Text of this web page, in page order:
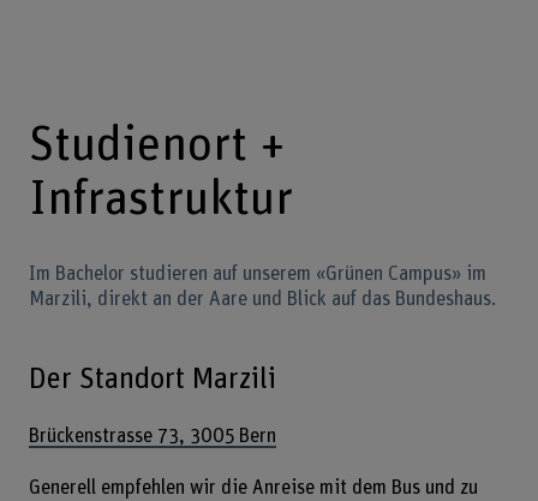
Studienort +
Infrastruktur
Im Bachelor studieren auf unserem «Grünen Campus» im
Marzili, direkt an der Aare und Blick auf das Bundeshaus.
Der Standort Marzili
Brückenstrasse 73, 3005 Bern
Generell empfehlen wir die Anreise mit dem Bus und zu